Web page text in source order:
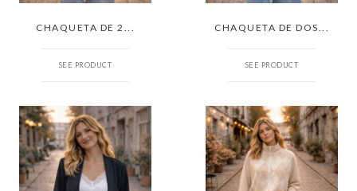
CHAQUETA DE 2...
SEE PRODUCT
CHAQUETA DE DOS...
SEE PRODUCT